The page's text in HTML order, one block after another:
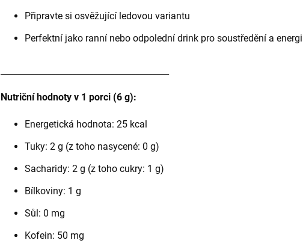
Připravte si osvěžující ledovou variantu
Perfektní jako ranní nebo odpolední drink pro soustředění a
Nutriční hodnoty v 1 porci (6 g):
Energetická hodnota: 25 kcal
Tuky: 2 g (z toho nasycené: 0 g)
Sacharidy: 2 g (z toho cukry: 1 g)
Bílkoviny: 1 g
Sůl: 0 mg
Kofein: 50 mg